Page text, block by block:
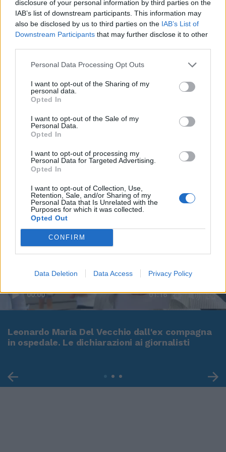
disclosure of your personal information by third parties on the
IAB’s list of downstream participants. This information may
also be disclosed by us to third parties on the IAB’s List of
Downstream Participants that may further disclose it to other
Personal Data Processing Opt Outs
I want to opt-out of the Sharing of my
personal data.
Opted In
I want to opt-out of the Sale of my
Personal Data.
Opted In
I want to opt-out of processing my
Personal Data for Targeted Advertising.
Opted In
I want to opt-out of Collection, Use,
Retention, Sale, and/or Sharing of my
Personal Data that Is Unrelated with the
Purposes for which it was collected.
Opted Out
CONFIRM
Data Deletion Data Access Privacy Policy
00:00 01:16
Leonardo Maria Del Vecchio dall'ex compagna
in ospedale. Le dichiarazioni ai giornalisti